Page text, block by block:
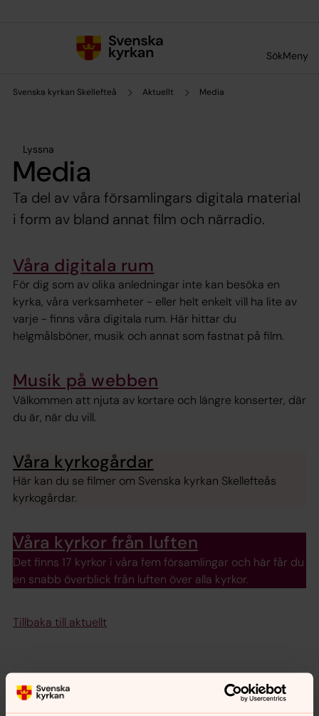
SökMeny
Svenska kyrkan Skellefteå Aktuellt Media
Lyssna
Media
Ta del av våra församlingars digitala material
i form av bland annat film och närradio.
Våra digitala rum
För dig som av olika anledningar inte kan besöka en
kyrka, våra verksamheter - eller helt enkelt vill ha lite av
varje - finns våra digitala rum. Här hittar du
helgmålsböner, musik och annat som fastnat på film.
Musik på webben
Välkommen att njuta av kortare och längre konserter, där
du är, när du vill.
Våra kyrkogårdar
Här kan du se filmer om Svenska kyrkan Skellefteås
kyrkogårdar.
Våra kyrkor från luften
Det finns 17 kyrkor i våra fem församlingar och här får du
en snabb överblick från luften över alla kyrkor.
Tillbaka till aktuellt
Senast ändrad 16 september 2025
Synpunkter eller frågor på sidans